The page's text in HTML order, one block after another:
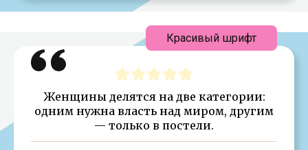
Женщины делятся на две категории:
одним нужна власть над миром, другим
— только в постели.
Красивый шрифт